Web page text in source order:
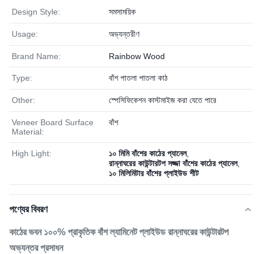
Design Style: সমসাময়িক
Usage: অভ্যন্তরীণ
Brand Name: Rainbow Wood
Type: বাঁশ পাতলা পাতলা কাঠ
Other: স্পেসিফিকেশন কাস্টমাইজ করা যেতে পারে
Veneer Board Surface
Material:
বাঁশ
High Light: ১০ মিমি বাঁশের কাঠের প্যানেল,
রান্নাঘরের কাউন্টারটপ সজ্জা বাঁশের কাঠের প্যানেল,
১০ মিলিমিটার বাঁশের প্লাইউড শীট
পণ্যের বিবরণ
কাঠের ভবন ১০০% প্রাকৃতিক বাঁশ ল্যামিনেট প্লাইউড রান্নাঘরের কাউন্টারটপ
অভ্যন্তর প্রসাধন